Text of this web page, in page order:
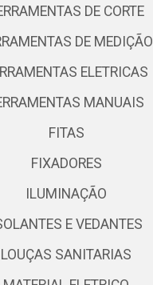
DE CORTE
DE MEDIÇÃO
ELETRICAS
MANUAIS
FITAS
FIXADORES
ILUMINAÇÃO
E VEDANTES
LOUÇAS SANITARIAS